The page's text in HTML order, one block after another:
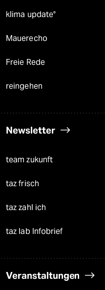
klima update°
Mauerecho
Freie Rede
reingehen
Newsletter
team zukunft
taz frisch
taz zahl ich
taz lab Infobrief
Veranstaltungen